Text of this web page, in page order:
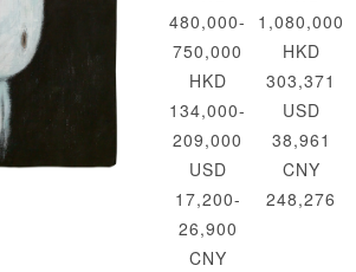
480,000-
750,000
HKD
134,000-
209,000
USD
17,200-
26,900
CNY
1,080,000
HKD
303,371
USD
38,961
CNY
248,276